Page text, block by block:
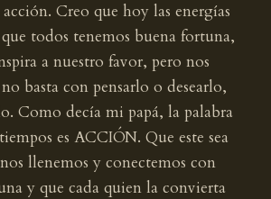
Creo que hoy las energías
todos tenemos buena fortuna,
a nuestro favor, pero nos
basta con pensarlo o desearlo,
Como decía mi papá, la palabra
es ACCIÓN. Que este sea
llenemos y conectemos con
y que cada quien la convierta